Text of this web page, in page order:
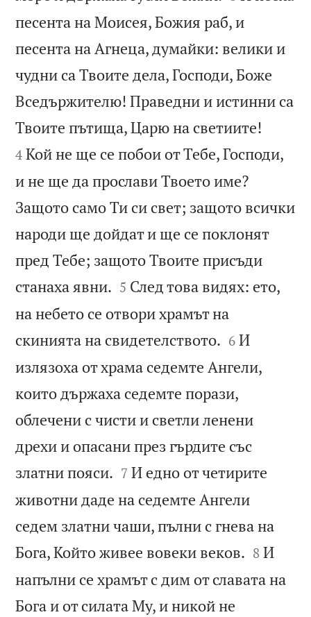
песента на Моисея, Божия раб, и
песента на Агнеца, думайки: велики и
чудни са Твоите дела, Господи, Боже
Вседържителю! Праведни и истинни са
Твоите пътища, Царю на светиите!
4 Кой не ще се побои от Тебе, Господи,
и не ще да прослави Твоето име?
Защото само Ти си свет; защото всички
народи ще дойдат и ще се поклонят
пред Тебе; защото Твоите присъди
станаха явни. 

5 След това видях: ето,
на небето се отвори храмът на
скинията на свидетелството. 

6 И
излязоха от храма седемте Ангели,
които държаха седемте порази,
облечени с чисти и светли ленени
дрехи и опасани през гърдите със
златни пояси. 

7 И едно от четирите
животни даде на седемте Ангели
седем златни чаши, пълни с гнева на
Бога, Който живее вовеки веков. 

8 И
напълни се храмът с дим от славата на
Бога и от силата Му, и никой не